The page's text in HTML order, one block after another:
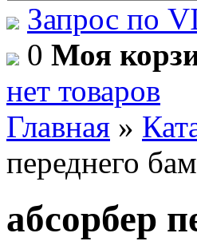
Запрос по
0 Моя
нет товаров
Главная »
переднего
абсорбер